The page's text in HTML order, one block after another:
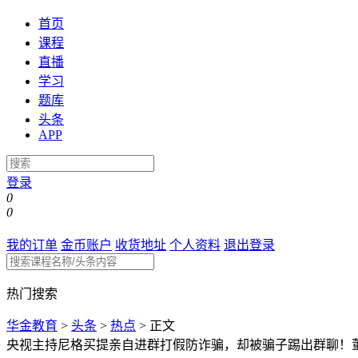
首页
课程
直播
学习
题库
头条
APP
登录
0
0
我的订单 金币账户 收货地址 个人资料 退出登录
热门搜索
华金教育 > 头条 > 热点 > 正文
央视主持尼格买提亲自进群打假防诈骗，却被骗子踢出群聊！